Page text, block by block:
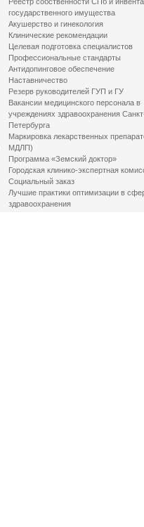
государственного имущества
Акушерство и гинекология
Клинические рекомендации
Целевая подготовка специалистов
Профессиональные стандарты
Антидопинговое обеспечение
Наставничество
Резерв руководителей ГУП и ГУ
Вакансии медицинского персонала в
учреждениях здравоохранения
Петербурга
Маркировка лекарственных
МДЛП)
Программа «Земский доктор»
Городская клинико-экспертная
Социальный заказ
Лучшие практики оптимизации в
здравоохранения